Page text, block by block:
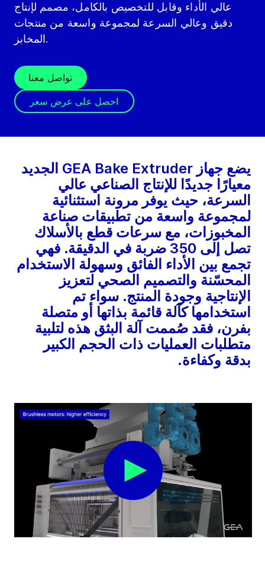
عالي الأداء وقابل للتخصيص بالكامل، مصمم لإنتاج
دقيق وعالي السرعة لمجموعة واسعة من منتجات
المخابز.
تواصل معنا
احصل على عرض سعر
يضع جهاز GEA Bake Extruder الجديد
معيارًا جديدًا للإنتاج الصناعي عالي
السرعة، حيث يوفر مرونة استثنائية
لمجموعة واسعة من تطبيقات صناعة
المخبوزات، مع سرعات قطع بالأسلاك
تصل إلى 350 ضربة في الدقيقة. فهي
تجمع بين الأداء الفائق وسهولة الاستخدام
المحسّنة والتصميم الصحي لتعزيز
الإنتاجية وجودة المنتج. سواء تم
استخدامها كآلة قائمة بذاتها أو متصلة
بفرن، فقد صُممت آلة البثق هذه لتلبية
متطلبات العمليات ذات الحجم الكبير
بدقة وكفاءة.